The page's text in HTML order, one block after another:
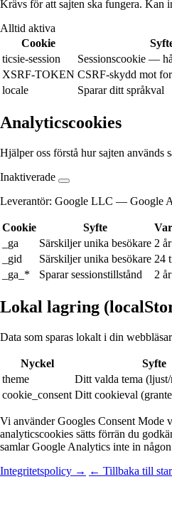
Krävs för att sajten ska fungera. Kan
Alltid aktiva
Cookie
ticsie-session
Sessionscookie —
XSRF-TOKEN CSRF-skydd mot
locale
Sparar ditt språkval
Analyticscookies
Hjälper oss förstå hur sajten används
Inaktiverade
Leverantör: Google LLC — Google
Cookie Syfte
_ga
Särskiljer unika besökare 2 år
_gid
Särskiljer unika besökare 24
_ga_*
Sparar sessionstillstånd 2 år
Lokal lagring
Data som sparas lokalt i din
Nyckel
Syfte
theme
Ditt valda tema
cookie_consent Ditt cookieval
Vi använder Googles Consent Mode
analyticscookies sätts förrän du
samlar Google Analytics inte in
Integritetspolicy → ← Tillbaka till